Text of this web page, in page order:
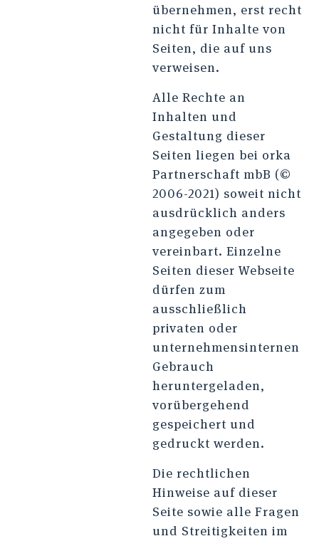
übernehmen, erst recht
nicht für Inhalte von
Seiten, die auf uns
verweisen.
Alle Rechte an
Inhalten und
Gestaltung dieser
Seiten liegen bei orka
Partnerschaft mbB (©
2006-2021) soweit nicht
ausdrücklich anders
angegeben oder
vereinbart. Einzelne
Seiten dieser Webseite
dürfen zum
ausschließlich
privaten oder
unternehmensinternen
Gebrauch
heruntergeladen,
vorübergehend
gespeichert und
gedruckt werden.
Die rechtlichen
Hinweise auf dieser
Seite sowie alle Fragen
und Streitigkeiten im